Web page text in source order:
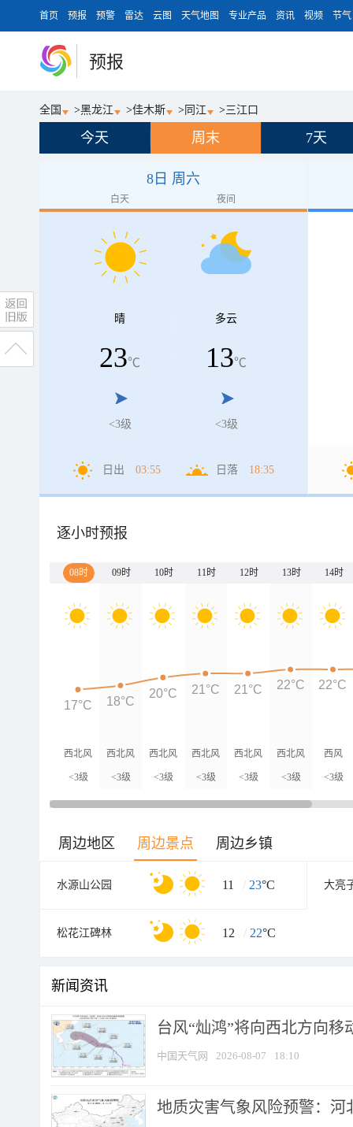
首页 预报 预警 雷达 云图 天气地图 专业产品 资讯 视频 节气
预报
全国 >黑龙江 >佳木斯 > 同江 >三江口
今天 周末 7天
8日 周六
白天 夜间
晴
23℃
<3级
多云
13℃
<3级
日出 03:55 日落 18:35
逐小时预报
08时 09时 10时 11时 12时 13时 14时
西北风
<3级
西北风
<3级
西北风
<3级
西北风
<3级
西北风
<3级
西北风
<3级
西风
<3级
17°C 18°C
20°C 21°C 21°C 22°C 22°C
周边地区 周边景点 周边乡镇
水源山公园 11 / 23°C
松花江碑林 12 / 22°C
新闻资讯
台风“灿鸿”将向西北方向移
中国天气网 2026-08-07 18:10
地质灾害气象风险预警：河